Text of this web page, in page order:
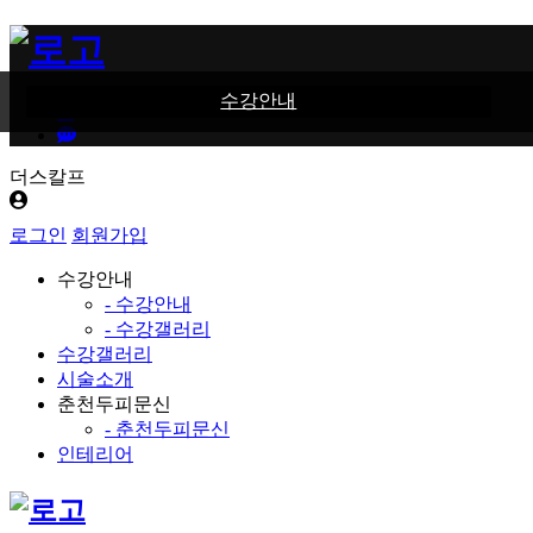
수강안내
더스칼프
로그인 회원가입
수강안내
- 수강안내
- 수강갤러리
수강갤러리
시술소개
춘천두피문신
- 춘천두피문신
인테리어